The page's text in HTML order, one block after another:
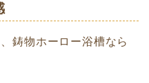
鋳物ホーロー浴槽なら